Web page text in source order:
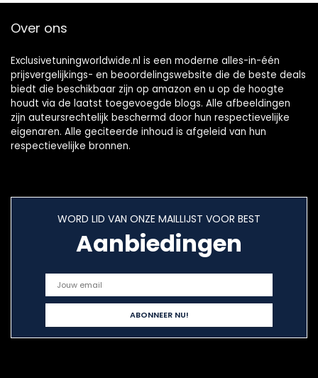
Over ons
Exclusivetuningworldwide.nl is een moderne alles-in-één
prijsvergelijkings- en beoordelingswebsite die de beste deals
biedt die beschikbaar zijn op amazon en u op de hoogte
houdt via de laatst toegevoegde blogs. Alle afbeeldingen
zijn auteursrechtelijk beschermd door hun respectievelijke
eigenaren. Alle geciteerde inhoud is afgeleid van hun
respectievelijke bronnen.
WORD LID VAN ONZE MAILLIJST VOOR BEST
Aanbiedingen